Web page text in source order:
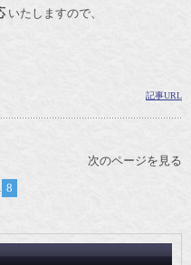
いたしますので、
記事URL
8
次のページを見る